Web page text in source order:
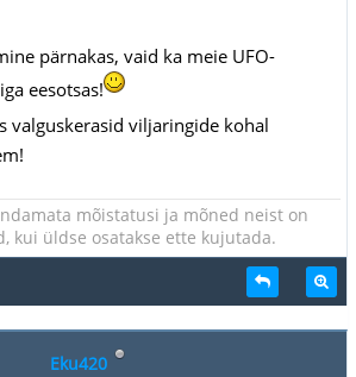
pärnakas, vaid ka meie UFO-
eesotsas!
valguskerasid viljaringide kohal
mõistatusi ja mõned neist on
kui üldse osatakse ette kujutada.
Eku420